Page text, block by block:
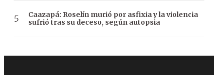
Caazapá: Roselín murió por asfixia y la violencia
sufrió tras su deceso, según autopsia